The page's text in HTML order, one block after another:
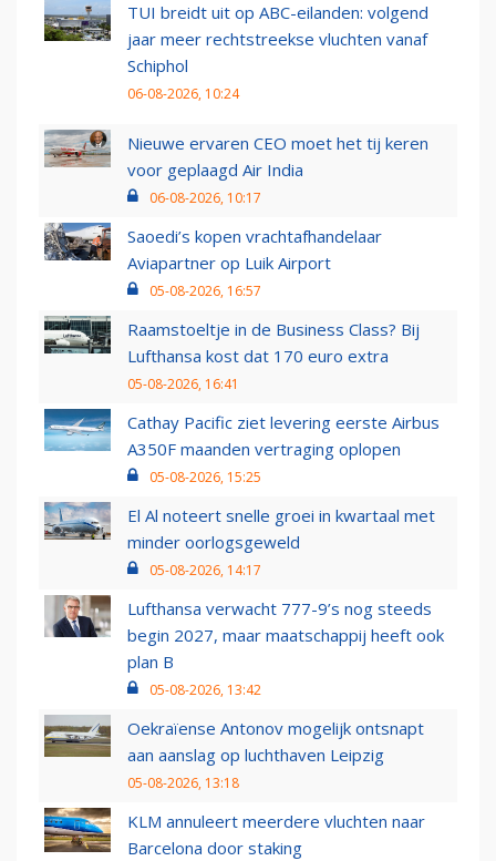
TUI breidt uit op ABC-eilanden: volgend
jaar meer rechtstreekse vluchten vanaf
Schiphol
06-08-2026, 10:24
Nieuwe ervaren CEO moet het tij keren
voor geplaagd Air India
06-08-2026, 10:17
Saoedi’s kopen vrachtafhandelaar
Aviapartner op Luik Airport
05-08-2026, 16:57
Raamstoeltje in de Business Class? Bij
Lufthansa kost dat 170 euro extra
05-08-2026, 16:41
Cathay Pacific ziet levering eerste Airbus
A350F maanden vertraging oplopen
05-08-2026, 15:25
El Al noteert snelle groei in kwartaal met
minder oorlogsgeweld
05-08-2026, 14:17
Lufthansa verwacht 777-9’s nog steeds
begin 2027, maar maatschappij heeft ook
plan B
05-08-2026, 13:42
Oekraïense Antonov mogelijk ontsnapt
aan aanslag op luchthaven Leipzig
05-08-2026, 13:18
KLM annuleert meerdere vluchten naar
Barcelona door staking